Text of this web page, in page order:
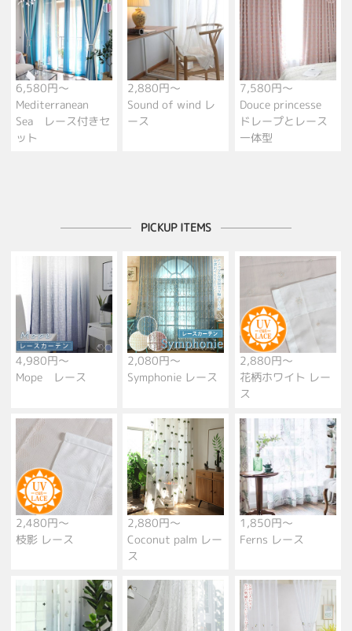
6,580円～
Mediterranean
Sea レース付きセ
ット
2,880円～
Sound of wind レ
ース
7,580円～
Douce princesse
ドレープとレース
一体型
PICKUP ITEMS
4,980円～
Mope レース
2,080円～
Symphonie レース
2,880円～
花柄ホワイト レー
ス
2,480円～
枝影 レース
2,880円～
Coconut palm レー
ス
1,850円～
Ferns レース